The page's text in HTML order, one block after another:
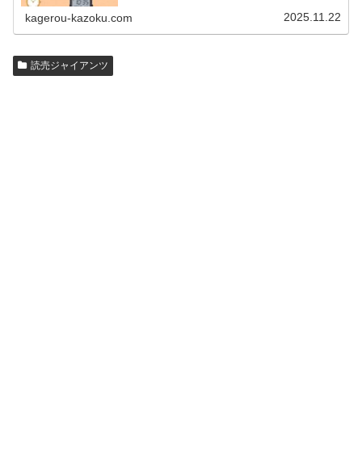
kagerou-kazoku.com 2025.11.22
読売ジャイアンツ